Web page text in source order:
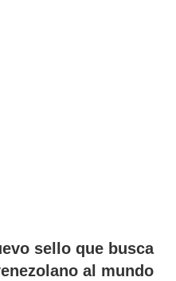
sello que busca
al mundo